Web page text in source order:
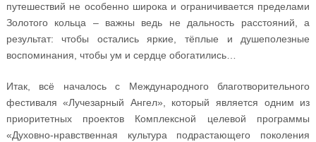
путешествий не особенно широка и ограничивается пределами
Золотого кольца – важны ведь не дальность расстояний, а
результат: чтобы остались яркие, тёплые и душеполезные
воспоминания, чтобы ум и сердце обогатились…
Итак, всё началось с Международного благотворительного
фестиваля «Лучезарный Ангел», который является одним из
приоритетных проектов Комплексной целевой программы
«Духовно-нравственная культура подрастающего поколения